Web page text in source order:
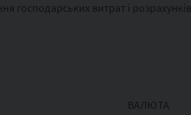
господарських витрат і розрахунків
ВАЛЮТА